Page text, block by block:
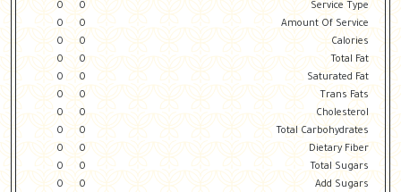
Service Type
0
0
Amount Of Service
0
0
Calories
0
0
Total Fat
0
0
Saturated Fat
0
0
Trans Fats
0
0
Cholesterol
0
0
Total Carbohydrates
0
0
Dietary Fiber
0
0
Total Sugars
0
0
Add Sugars
0
0